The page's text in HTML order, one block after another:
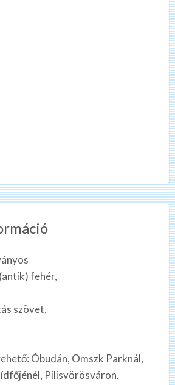
fehér,
szövet,
Óbudán, Omszk Parknál,
Pilisvörösváron.